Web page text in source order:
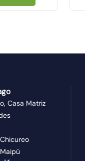
Casa Matriz